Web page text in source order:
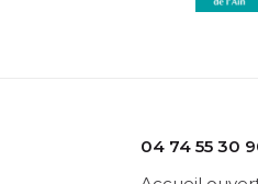
04 74 55 30